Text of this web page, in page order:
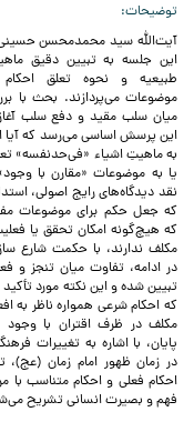
توضیحات
آیت‌الله سید محمدمحسن
این جلسه به تبیین دقیق
طبیعیه و نحوه تعلق
موضوعات می‌پردازند. بحث با
میان سلب مقید و دفع سلب
این پرسش اساسی می‌رسد که آیا
به ماهیتِ اشیاء «فی‌حد‌نفسه»
یا به موضوعات «مقارن با
نقد دیدگاه‌های رایج اصولی،
که جعل حکم برای موضوعات
که هیچ‌گونه امکان تحقق یا
مکلف ندارند، با حکمت شارع
در ادامه، تفاوت میان تنجز و
تبیین شده و این نکته مورد تأکید
که احکام شرعی همواره ناظر به
مکلف در ظرف اقتران با
پایان، با اشاره به تغییرات
در زمان ظهور امام زمان (عج)،
احکام فعلی و احکام متناسب با
فهم و بصیرت انسانی تشریح